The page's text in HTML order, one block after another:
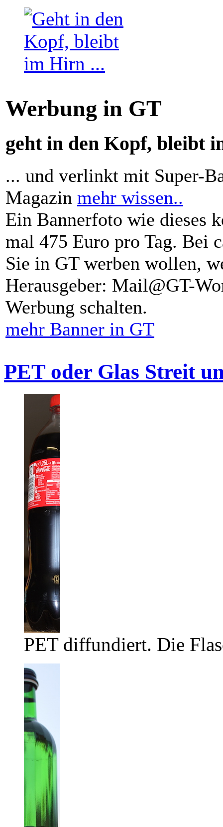
Werbung in GT
geht in den Kopf, bleibt
... und verlinkt mit Super-
Magazin mehr wissen..
Ein Bannerfoto wie dieses
mal 475 Euro pro Tag. Bei
Sie in GT werben wollen,
Herausgeber: Mail@GT-
Werbung schalten.
mehr Banner in GT
PET oder Glas Streit
PET diffundiert. Die